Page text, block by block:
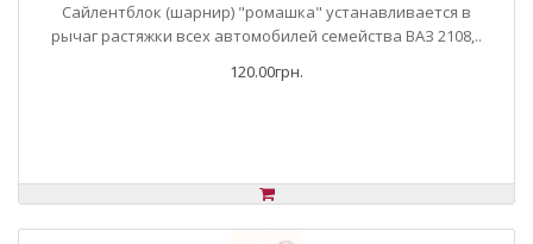
Сайлентблок (шарнир) "ромашка" устанавливается в
рычаг растяжки всех автомобилей семейства ВАЗ 2108,..
120.00грн.